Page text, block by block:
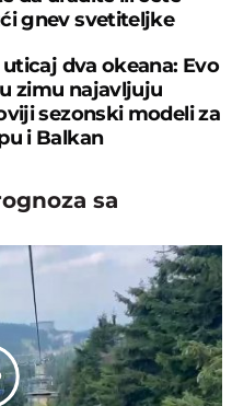
gnev svetiteljke
uticaj dva okeana: Evo
zimu najavljuju
sezonski modeli za
i Balkan
sa